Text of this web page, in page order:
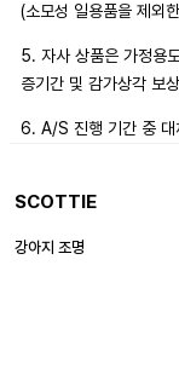
(소모성 일용품을 제외
5. 자사 상품은 가정용
증기간 및 감가상각 보
6. A/S 진행 기간 중 대
SCOTTIE
강아지 조명